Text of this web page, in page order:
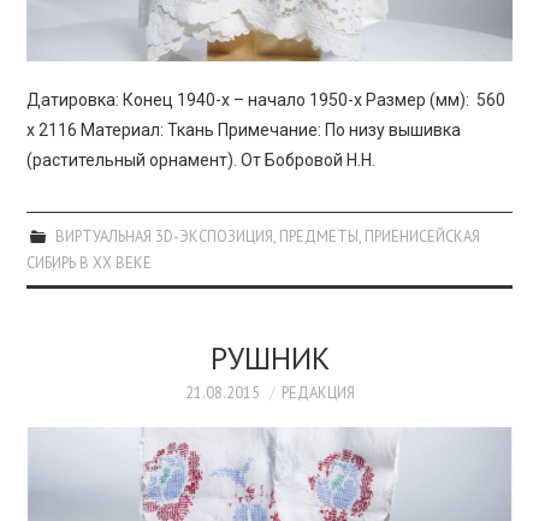
Датировка: Конец 1940-х – начало 1950-х Размер (мм): 560
х 2116 Материал: Ткань Примечание: По низу вышивка
(растительный орнамент). От Бобровой Н.Н.
ВИРТУАЛЬНАЯ 3D-ЭКСПОЗИЦИЯ, ПРЕДМЕТЫ, ПРИЕНИСЕЙСКАЯ
СИБИРЬ В XX ВЕКЕ
РУШНИК
21.08.2015 РЕДАКЦИЯ